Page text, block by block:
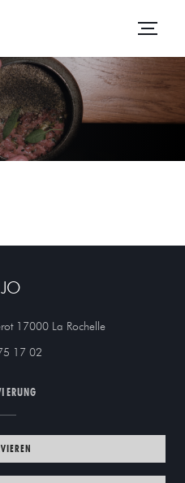
17000 La Rochelle((öffnet ein
17 02